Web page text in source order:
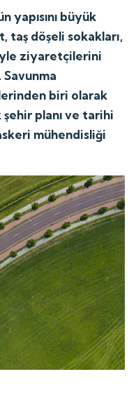
yapısını büyük
taş döşeli sokakları,
ziyaretçilerini
Savunma
biri olarak
planı ve tarihi
mühendisliği